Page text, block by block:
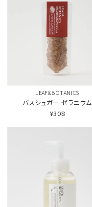
LEAF&BOTANICS
バスシュガー ゼラニウム
¥308